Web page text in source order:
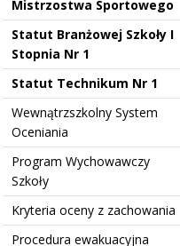
Mistrzostwa Sportowego
Statut Branżowej Szkoły I
Stopnia Nr 1
Statut Technikum Nr 1
Wewnątrzszkolny System
Oceniania
Program Wychowawczy
Szkoły
Kryteria oceny z zachowania
Procedura ewakuacyjna